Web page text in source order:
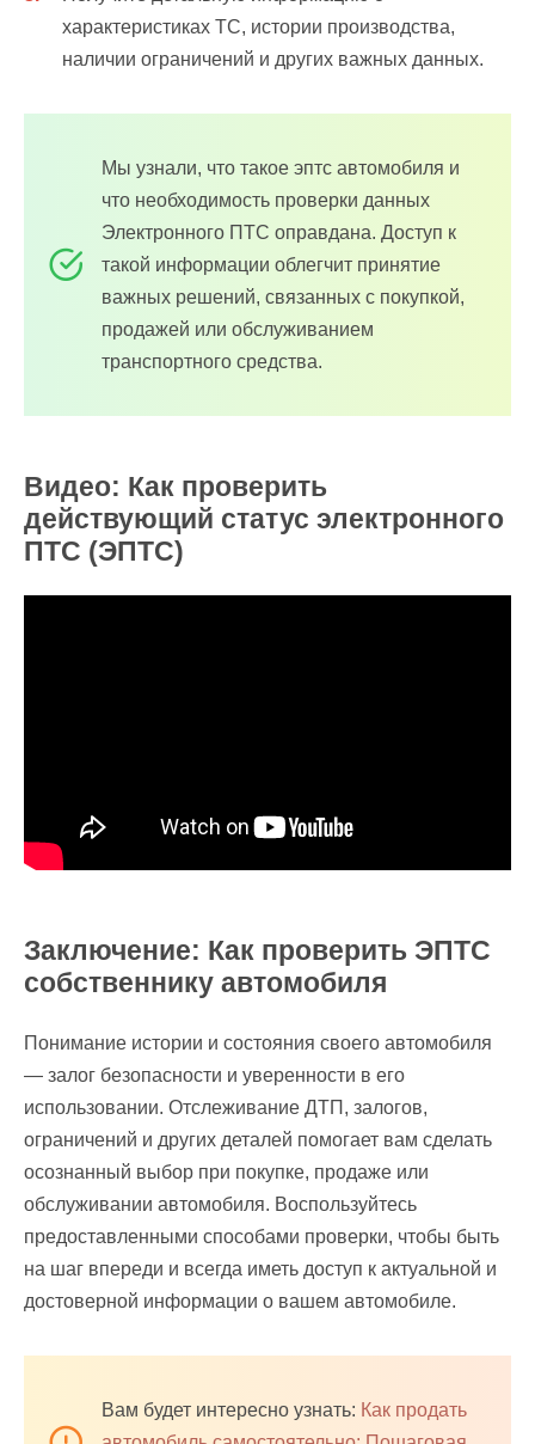
характеристиках ТС, истории производства,
наличии ограничений и других важных данных.
Мы узнали, что такое эптс автомобиля и
что необходимость проверки данных
Электронного ПТС оправдана. Доступ к
такой информации облегчит принятие
важных решений, связанных с покупкой,
продажей или обслуживанием
транспортного средства.
Видео: Как проверить
действующий статус электронного
ПТС (ЭПТС)
Заключение: Как проверить ЭПТС
собственнику автомобиля
Понимание истории и состояния своего автомобиля
— залог безопасности и уверенности в его
использовании. Отслеживание ДТП, залогов,
ограничений и других деталей помогает вам сделать
осознанный выбор при покупке, продаже или
обслуживании автомобиля. Воспользуйтесь
предоставленными способами проверки, чтобы быть
на шаг впереди и всегда иметь доступ к актуальной и
достоверной информации о вашем автомобиле.
Вам будет интересно узнать: Как продать